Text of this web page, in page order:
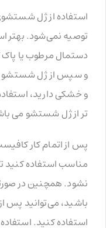
استفاده از ژل
توصیه نمی‌شود. بهتر
دستمال مرطوب یا
و سپس از ژل شستشو
و خشکی دارید،
تر از ژل شستشو می
پس از اتمام کار
مناسب استفاده کنید
نشود. همچنین در
باشید، می‌توانید پس
استفاده کنید.